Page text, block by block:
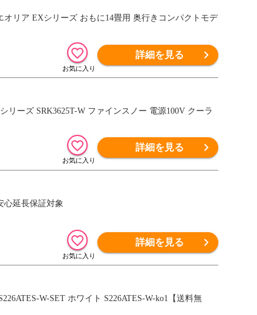
オリア EXシリーズ おもに14畳用 奥行きコンパクトモデ
詳細を見る
ーズ SRK3625T-W ファインスノー 電源100V クーラ
詳細を見る
心延長保証対象
詳細を見る
W-SET ホワイト S226ATES-W-ko1【送料無